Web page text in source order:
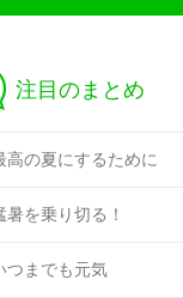
注目のまとめ
高の夏にするために
暑を乗り切る！
つまでも元気